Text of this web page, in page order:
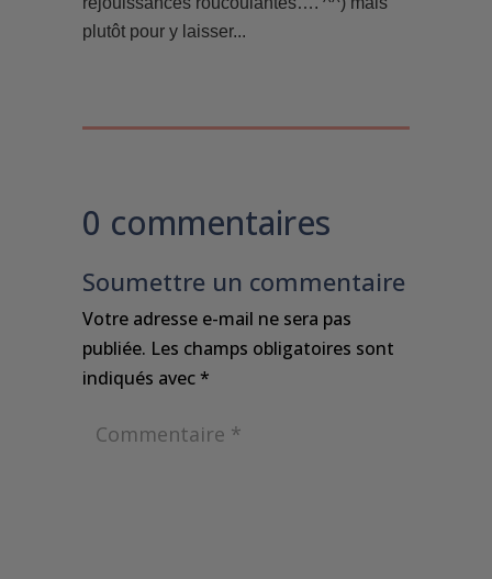
plutôt pour y laisser...
0 commentaires
Soumettre un commentaire
Votre adresse e-mail ne sera pas
publiée. Les champs obligatoires sont
indiqués avec*